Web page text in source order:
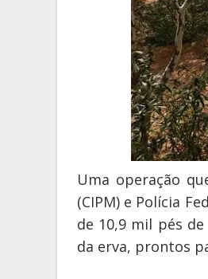
Uma operação
(CIPM) e Polícia
de 10,9 mil pés
da erva, prontos